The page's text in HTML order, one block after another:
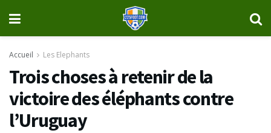
Accueil Les Elephants
Trois choses à retenir de la
victoire des éléphants contre
l’Uruguay